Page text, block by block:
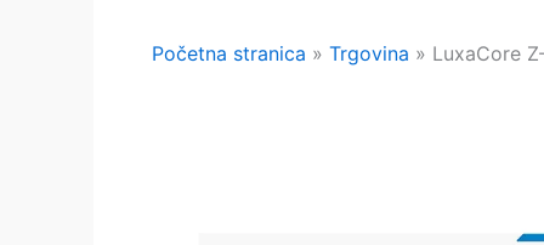
Početna stranica » Trgovina » LuxaCore